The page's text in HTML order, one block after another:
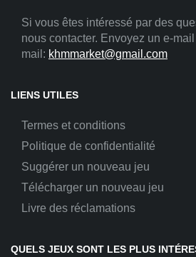
Si vous êtes intéressé par des
nous contacter. Envoyez un e-
mail: khmmarket@gmail.com
LIENS UTILES
Termes et conditions
Politique de confidentialité
Suggérer un nouveau jeu
Télécharger un nouveau jeu
Livre des réclamations
QUELS JEUX SONT LES PLUS